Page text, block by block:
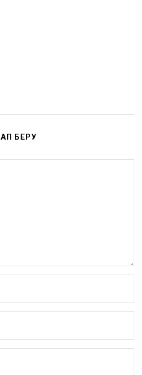
БЕРУ